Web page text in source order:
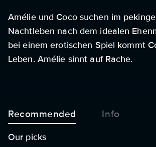
Amélie und Coco suchen im
Nachtleben nach dem idealen
bei einem erotischen Spiel kommt
Leben. Amélie sinnt auf Rache.
Recommended Info
Our picks